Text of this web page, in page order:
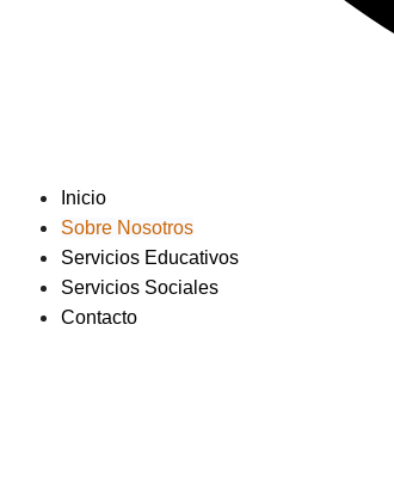
Inicio
Sobre Nosotros
Servicios Educativos
Servicios Sociales
Contacto